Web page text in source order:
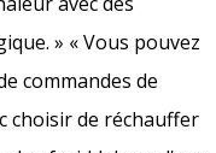
» « Vous pouvez
commandes de
choisir de réchauffer